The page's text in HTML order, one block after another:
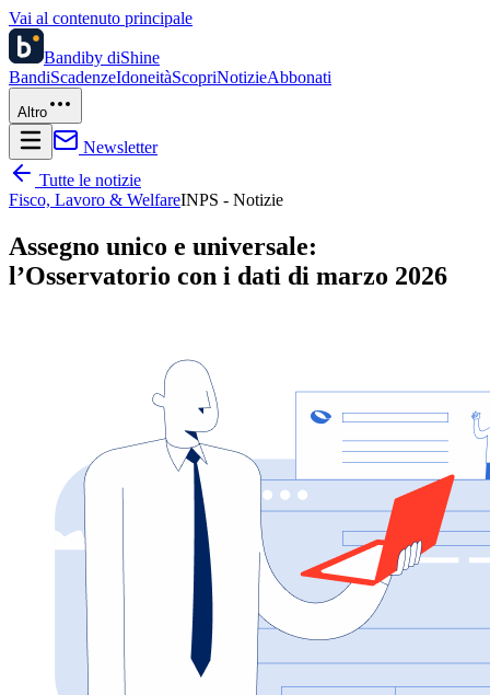
Vai al contenuto principale
Bandiby diShine
BandiScadenzeIdoneitàScopriNotizieAbbonati
Altro
Newsletter
Tutte le notizie
Fisco, Lavoro & WelfareINPS - Notizie
Assegno unico e universale:
l’Osservatorio con i dati di marzo 2026